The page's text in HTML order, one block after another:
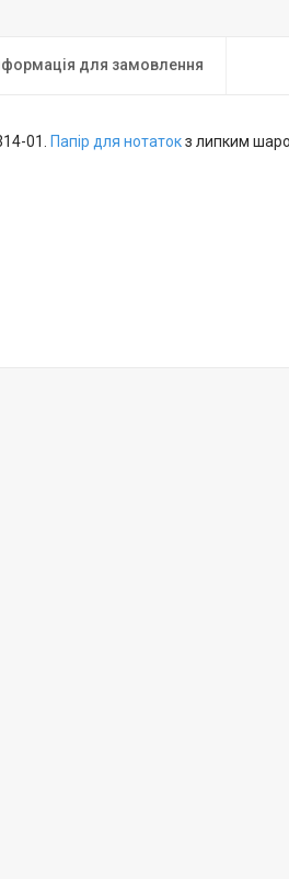
для замовлення
01. Папір для нотатокз липким